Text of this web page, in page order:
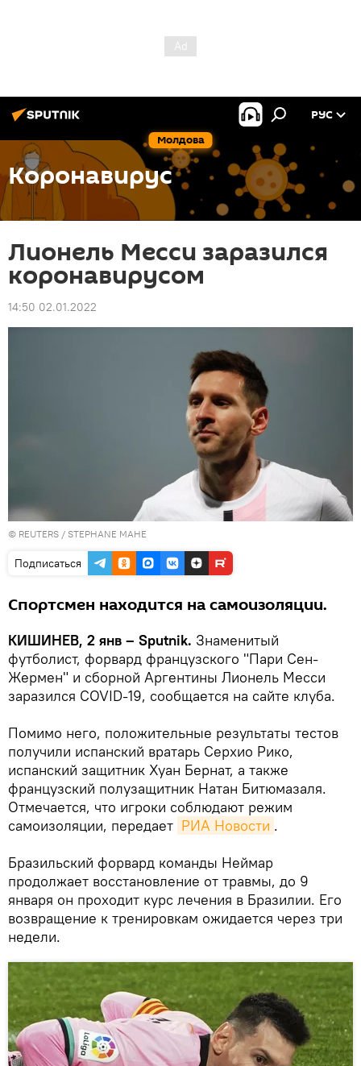
Молдова
РУС
Коронавирус
Лионель Месси заразился
коронавирусом
14:50 02.01.2022
© REUTERS / STEPHANE MAHE
Подписаться
Спортсмен находится на самоизоляции.
КИШИНЕВ, 2 янв – Sputnik. Знаменитый
футболист, форвард французского "Пари Сен-
Жермен" и сборной Аргентины Лионель Месси
заразился COVID-19, сообщается на сайте клуба.
Помимо него, положительные результаты тестов
получили испанский вратарь Серхио Рико,
испанский защитник Хуан Бернат, а также
французский полузащитник Натан Битюмазаля.
Отмечается, что игроки соблюдают режим
самоизоляции, передает РИА Новости .
Бразильский форвард команды Неймар
продолжает восстановление от травмы, до 9
января он проходит курс лечения в Бразилии. Его
возвращение к тренировкам ожидается через три
недели.